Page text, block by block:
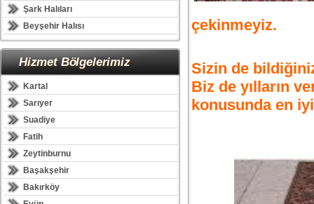
Şark Halıları
Beyşehir Halısı
Hizmet Bölgelerimiz
Kartal
Sarıyer
Suadiye
Fatih
Zeytinburnu
Başakşehir
Bakırköy
çekinmeyiz.
Sizin de
Biz de yılların
konusunda en